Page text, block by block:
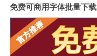
免费可商用字体批量下载